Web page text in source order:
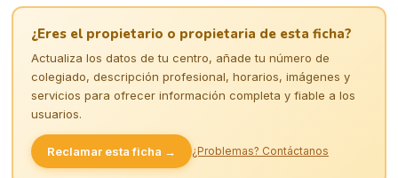
¿Eres el propietario o propietaria de esta ficha?
Actualiza los datos de tu centro, añade tu número de
colegiado, descripción profesional, horarios, imágenes y
servicios para ofrecer información completa y fiable a los
usuarios.
Reclamar esta ficha → ¿Problemas? Contáctanos